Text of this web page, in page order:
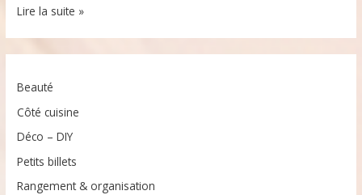
Fête
Mères…
?!!
Lire la suite »
Beauté
Côté cuisine
Déco – DIY
Petits billets
Rangement & organisation